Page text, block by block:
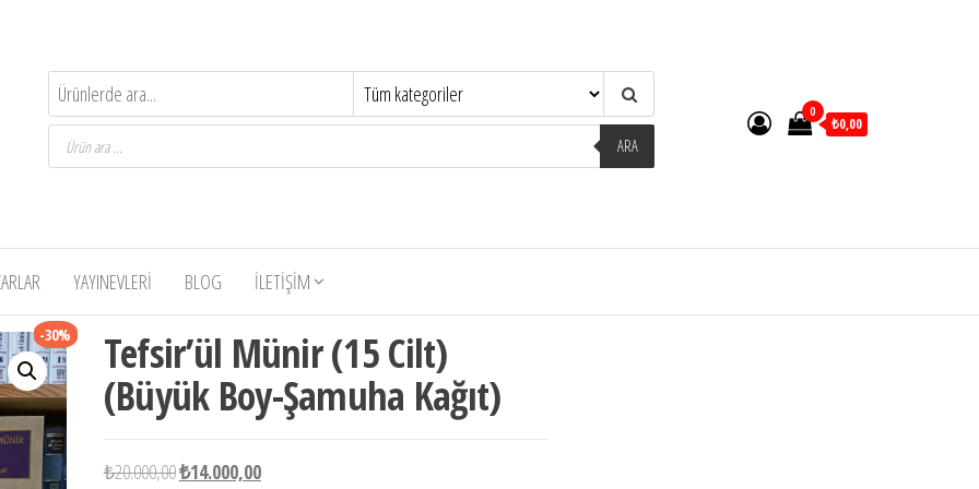
Products
search ARA
0
₺0,00
YAYINEVLERI BLOG İLETIŞIM
-30% Tefsir’ül Münir (15 Cilt)
(Büyük Boy-Şamuha Kağıt)
₺20.000,00Orijinal
₺14.000,00Şu